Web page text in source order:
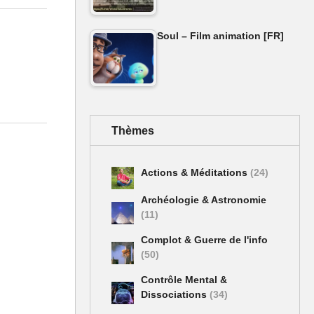
Soul – Film animation [FR]
Thèmes
Actions & Méditations (24)
Archéologie & Astronomie
(11)
Complot & Guerre de l'info
(50)
Contrôle Mental &
Dissociations (34)